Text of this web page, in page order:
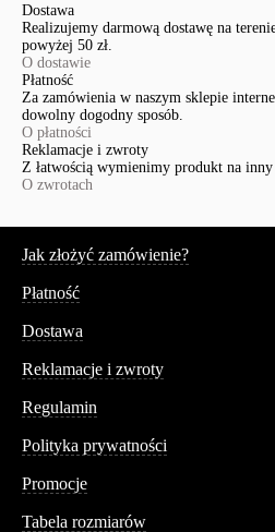
Dostawa
Realizujemy darmową dostawę na
powyżej 50 zł.
O dostawie
Płatność
Za zamówienia w naszym sklepie
dowolny dogodny sposób.
O płatności
Reklamacje i zwroty
Z łatwością wymienimy produkt na
O zwrotach
Jak złożyć zamówienie?
Płatność
Dostawa
Reklamacje i zwroty
Regulamin
Polityka prywatności
Promocje
Tabela rozmiarów